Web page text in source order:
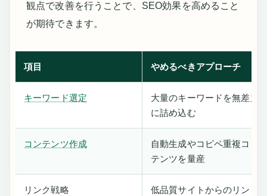
観点で改善を行うことで、SEO効果を高めること
が期待できます。
項目 やめるべきアプローチ
キーワード選定
大量のキーワードを無差別
に詰め込む
コンテンツ作成
自動生成やコピペ重複コン
テンツを量産
リンク戦略
低品質サイトからのリンク